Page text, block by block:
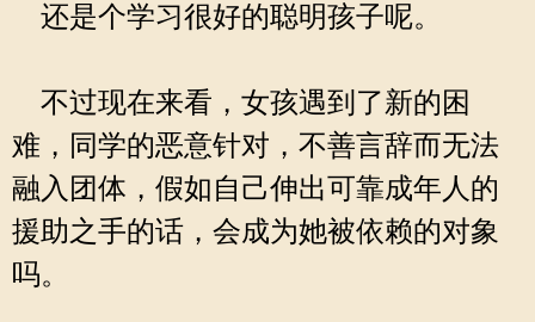
还是个学习很好的聪明孩子呢。
不过现在来看，女孩遇到了新的困
难，同学的恶意针对，不善言辞而无法
融入团体，假如自己伸出可靠成年人的
援助之手的话，会成为她被依赖的对象
吗。